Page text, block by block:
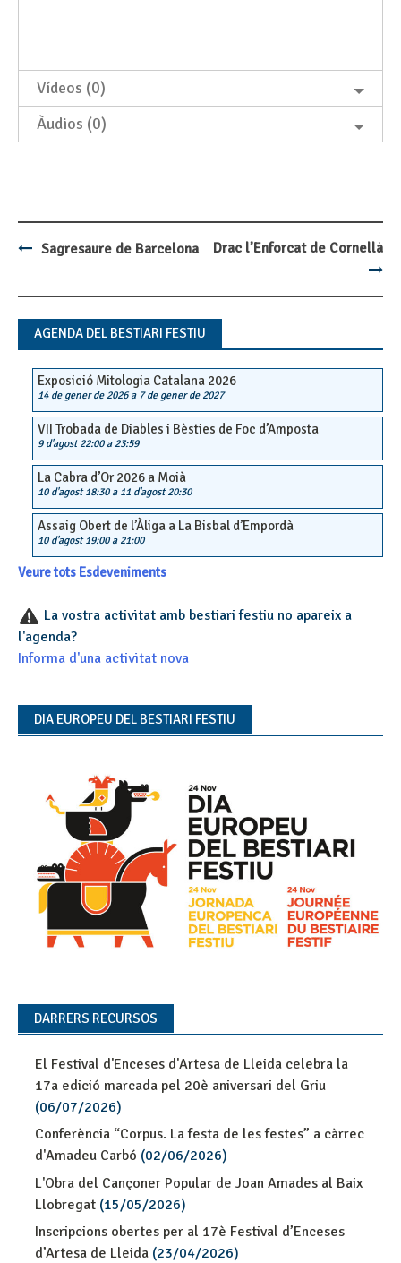
Vídeos (0)
Àudios (0)
navigation
Sagresaure de Barcelona Drac l’Enforcat de Cornellà
AGENDA DEL BESTIARI FESTIU
Exposició Mitologia Catalana 2026
14 de gener de 2026a 7 de gener de 2027
VII Trobada de Diables i Bèsties de Foc d’Amposta
9 d'agost 22:00a 23:59
La Cabra d’Or 2026 a Moià
10 d'agost 18:30a 11 d'agost 20:30
Assaig Obert de l’Àliga a La Bisbal d’Empordà
10 d'agost 19:00a 21:00
Veure tots Esdeveniments
La vostra activitat amb bestiari festiu no apareix a
l'agenda?
Informa d'una activitat nova
DIA EUROPEU DEL BESTIARI FESTIU
DARRERS RECURSOS
El Festival d'Enceses d'Artesa de Lleida celebra la
17a edició marcada pel 20è aniversari del Griu
(06/07/2026)
Conferència “Corpus. La festa de les festes” a càrrec
d'Amadeu Carbó (02/06/2026)
L'Obra del Cançoner Popular de Joan Amades al Baix
Llobregat (15/05/2026)
Inscripcions obertes per al 17è Festival d’Enceses
d’Artesa de Lleida (23/04/2026)